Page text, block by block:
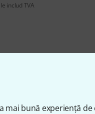
mai bună experiență
includ TVA